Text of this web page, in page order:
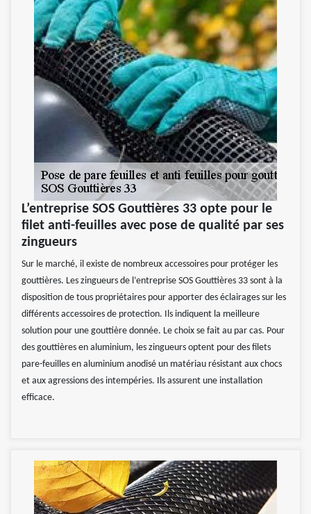
L’entreprise SOS Gouttières 33 opte pour le
filet anti-feuilles avec pose de qualité par ses
zingueurs
Sur le marché, il existe de nombreux accessoires pour protéger les
gouttières. Les zingueurs de l’entreprise SOS Gouttières 33 sont à la
disposition de tous propriétaires pour apporter des éclairages sur les
différents accessoires de protection. Ils indiquent la meilleure
solution pour une gouttière donnée. Le choix se fait au par cas. Pour
des gouttières en aluminium, les zingueurs optent pour des filets
pare-feuilles en aluminium anodisé un matériau résistant aux chocs
et aux agressions des intempéries. Ils assurent une installation
efficace.